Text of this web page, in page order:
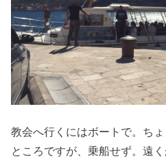
教会へ行くにはボートで。ち
ところですが、乗船せず。遠